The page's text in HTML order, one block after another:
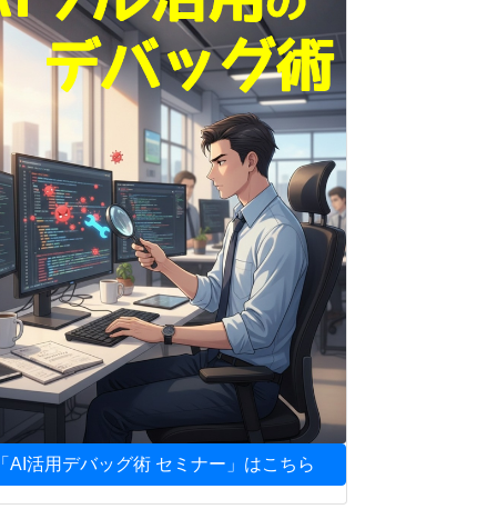
「AI活用デバッグ術 セミナー」はこちら